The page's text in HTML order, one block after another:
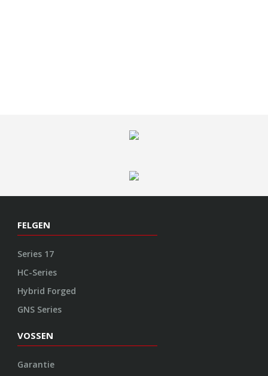
FELGEN
Series 17
HC-Series
Hybrid Forged
GNS Series
VOSSEN
Garantie